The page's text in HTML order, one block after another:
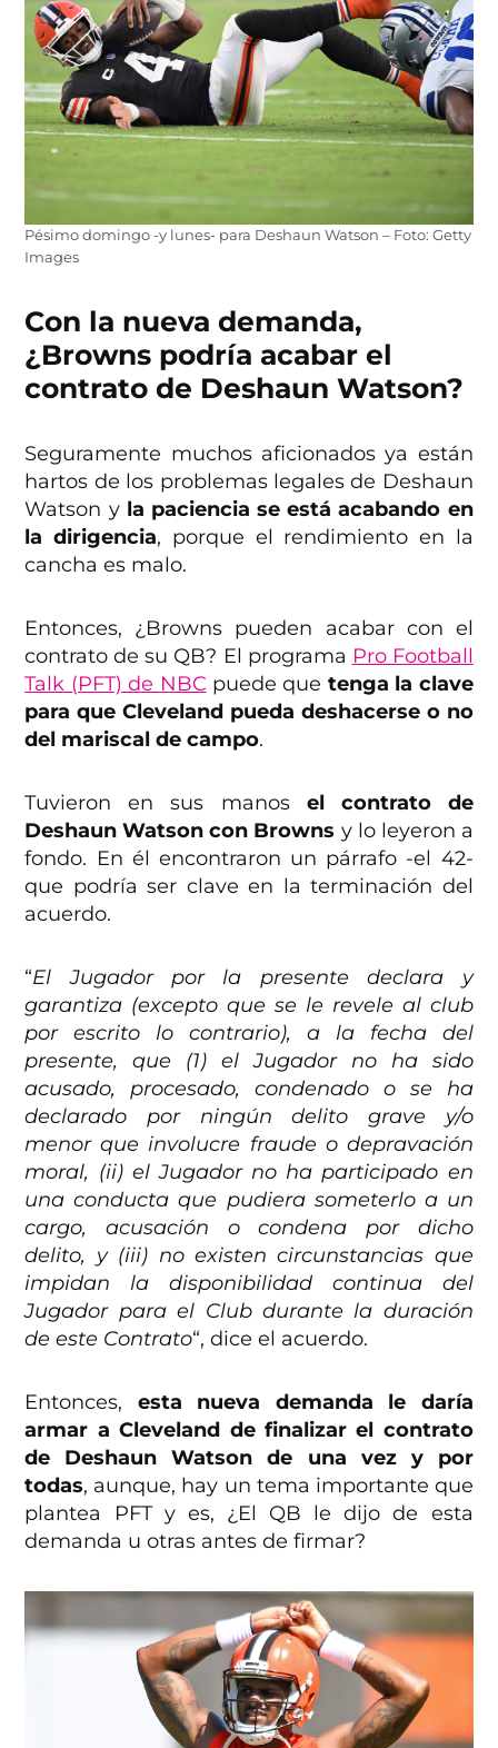
Pésimo domingo -y lunes- para Deshaun Watson – Foto: Getty
Images
Con la nueva demanda,
¿Browns podría acabar el
contrato de Deshaun Watson?
Seguramente muchos aficionados ya están
hartos de los problemas legales de Deshaun
Watson yla paciencia se está acabando en
la dirigencia, porque el rendimiento en la
cancha es malo.
Entonces, ¿Browns pueden acabar con el
contrato de su QB? El programa Pro Football
Talk (PFT) de NBC puede que tenga la clave
para que Cleveland pueda deshacerse o no
del mariscal de campo.
Tuvieron en sus manos el contrato de
Deshaun Watson con Browns y lo leyeron a
fondo. En él encontraron un párrafo -el 42-
que podría ser clave en la terminación del
acuerdo.
“El Jugador por la presente declara y
garantiza (excepto que se le revele al club
por escrito lo contrario), a la fecha del
presente, que (1) el Jugador no ha sido
acusado, procesado, condenado o se ha
declarado por ningún delito grave y/o
menor que involucre fraude o depravación
moral, (ii) el Jugador no ha participado en
una conducta que pudiera someterlo a un
cargo, acusación o condena por dicho
delito, y (iii) no existen circunstancias que
impidan la disponibilidad continua del
Jugador para el Club durante la duración
de este Contrato“, dice el acuerdo.
Entonces, esta nueva demanda le daría
armar a Cleveland de finalizar el contrato
de Deshaun Watson de una vez y por
todas, aunque, hay un tema importante que
plantea PFT y es, ¿El QB le dijo de esta
demanda u otras antes de firmar?